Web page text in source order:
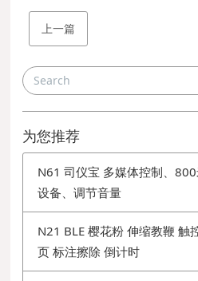
上一篇
为您推荐
N61 司仪宝 多媒体控制、
设备、调节音量
N21 BLE 樱花粉 伸缩教鞭 触
页 标注擦除 倒计时